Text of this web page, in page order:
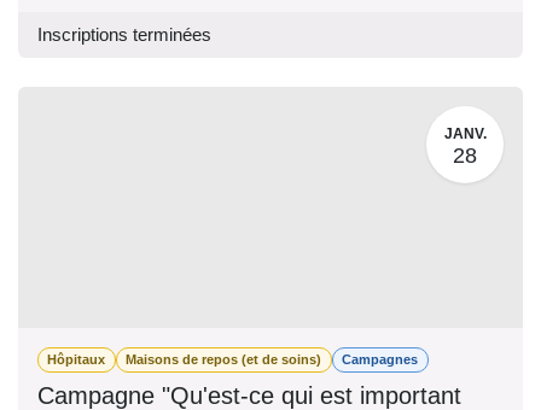
Inscriptions terminées
JANV.
28
Hôpitaux Maisons de repos (et de soins) Campagnes
Campagne "Qu'est-ce qui est important